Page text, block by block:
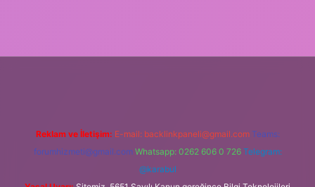
Reklam ve İletişim: E-mail: backlinkpaneli@gmail.com Teams:
forumhizmeti@gmail.com Whatsapp: 0262 606 0 726 Telegram:
@karabul